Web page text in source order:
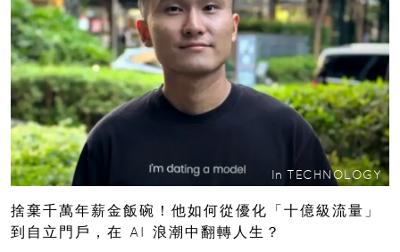
In TECHNOLOGY
捨棄千萬年薪金飯碗！他如何從優化「十億級流量」
到自立門戶，在 AI 浪潮中翻轉人生？